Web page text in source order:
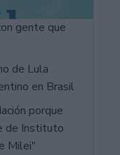
gente que
de Lula
en Brasil
porque
de Instituto
Milei"